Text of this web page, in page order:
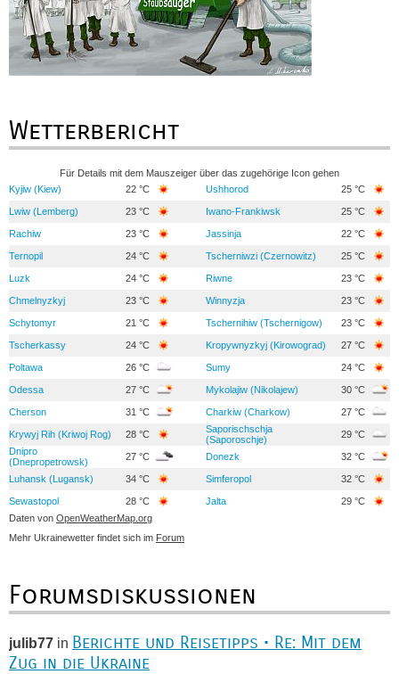
Wetterbericht
Für Details mit dem Mauszeiger über das zugehörige Icon gehen
Kyjiw (Kiew)
22 °C Ushhorod 25 °C
Lwiw (Lemberg) 23 °C Iwano-Frankiwsk 25 °C
Rachiw 23 °C Jassinja 22 °C
Ternopil 24 °C Tscherniwzi (Czernowitz) 25 °C
Luzk 24 °C Riwne 23 °C
Chmelnyzkyj 23 °C Winnyzja 23 °C
Schytomyr 21 °C Tschernihiw (Tschernigow) 23 °C
Tscherkassy 24 °C Kropywnyzkyj (Kirowograd) 27 °C
Poltawa 26 °C Sumy 24 °C
Odessa 27 °C Mykolajiw (Nikolajew) 30 °C
Cherson 31 °C Charkiw (Charkow) 27 °C
Krywyj Rih (Kriwoj Rog) 28 °C
Saporischschja
(Saporoschje)
29 °C
Dnipro
(Dnepropetrowsk)
27 °C Donezk 32 °C
Luhansk (Lugansk) 34 °C Simferopol 32 °C
Sewastopol 28 °C Jalta
29 °C
Daten von OpenWeatherMap.org
Mehr Ukrainewetter findet sich im Forum
Forumsdiskussionen
julib77 in Berichte und Reisetipps • Re: Mit dem
Zug in die Ukraine